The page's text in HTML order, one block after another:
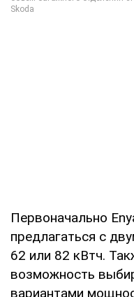
Первоначально
предлагаться с
62 или 82 кВтч.
возможность
вариантами